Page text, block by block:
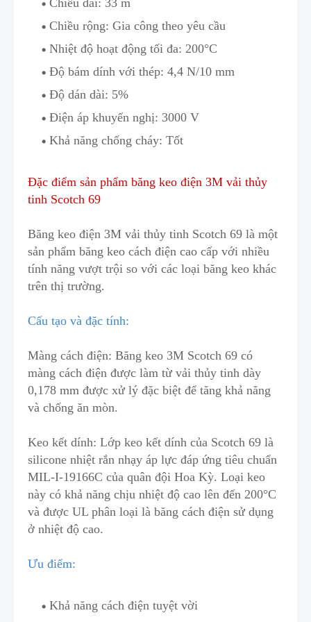
Chiều dài: 33 m
Chiều rộng: Gia công theo yêu cầu
Nhiệt độ hoạt động tối đa: 200°C
Độ bám dính với thép: 4,4 N/10 mm
Độ dán dài: 5%
Điện áp khuyến nghị: 3000 V
Khả năng chống cháy: Tốt
Đặc điểm sản phẩm băng keo điện 3M vải thủy
tinh Scotch 69
Băng keo điện 3M vải thủy tinh Scotch 69 là một
sản phẩm băng keo cách điện cao cấp với nhiều
tính năng vượt trội so với các loại băng keo khác
trên thị trường.
Cấu tạo và đặc tính:
Màng cách điện: Băng keo 3M Scotch 69 có
màng cách điện được làm từ vải thủy tinh dày
0,178 mm được xử lý đặc biệt để tăng khả năng
và chống ăn mòn.
Keo kết dính: Lớp keo kết dính của Scotch 69 là
silicone nhiệt rắn nhạy áp lực đáp ứng tiêu chuẩn
MIL-I-19166C của quân đội Hoa Kỳ. Loại keo
này có khả năng chịu nhiệt độ cao lên đến 200°C
và được UL phân loại là băng cách điện sử dụng
ở nhiệt độ cao.
Ưu điểm:
Khả năng cách điện tuyệt vời